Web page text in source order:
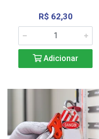
R$ 62,30
Adicionar